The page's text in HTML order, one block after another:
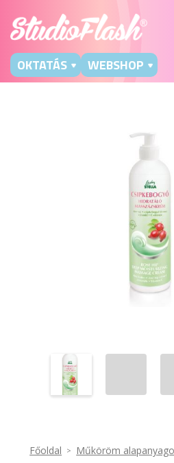
OKTATÁS WEBSHOP
Főoldal Műköröm